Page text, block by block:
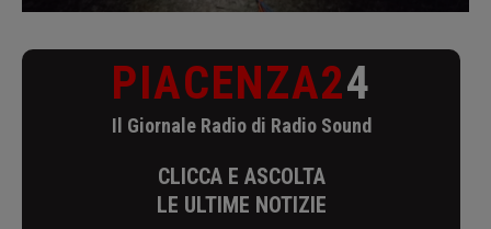
PIACENZA24
Il Giornale Radio di Radio Sound
CLICCA E ASCOLTA
LE ULTIME NOTIZIE